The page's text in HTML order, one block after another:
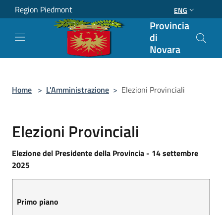
Salta al contenuto principale
Region Piedmont ENG
Provincia
di
Novara
Home > L'Amministrazione > Elezioni Provinciali
Elezioni Provinciali
Elezione del Presidente della Provincia - 14 settembre
2025
Primo piano